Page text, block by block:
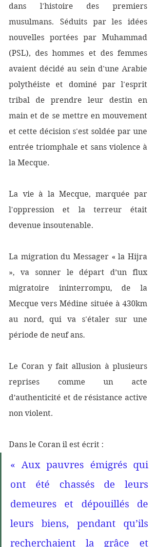
dans l'histoire des premiers
musulmans. Séduits par les idées
nouvelles portées par Muhammad
(PSL), des hommes et des femmes
avaient décidé au sein d'une Arabie
polythéiste et dominé par l'esprit
tribal de prendre leur destin en
main et de se mettre en mouvement
et cette décision s'est soldée par une
entrée triomphale et sans violence à
la Mecque.
La vie à la Mecque, marquée par
l'oppression et la terreur était
devenue insoutenable.
La migration du Messager « la Hijra
», va sonner le départ d’un flux
migratoire ininterrompu, de la
Mecque vers Médine située à 430km
au nord, qui va s'étaler sur une
période de neuf ans.
Le Coran y fait allusion à plusieurs
reprises comme un acte
d’authenticité et de résistance active
non violent.
Dans le Coran il est écrit :
« Aux pauvres émigrés qui
ont été chassés de leurs
demeures et dépouillés de
leurs biens, pendant qu’ils
recherchaient la grâce et